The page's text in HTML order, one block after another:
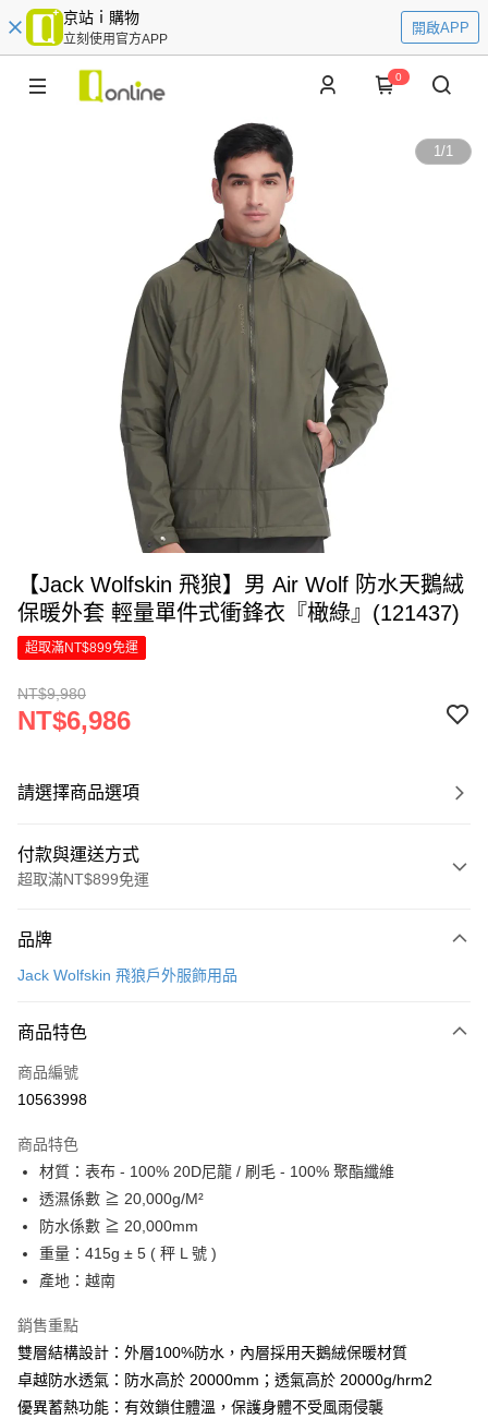
京站ｉ購物
立刻使用官方APP
開啟APP
0
1/1
【Jack Wolfskin 飛狼】男 Air Wolf 防水天鵝絨
保暖外套 輕量單件式衝鋒衣『橄綠』(121437)
超取滿NT$899免運
NT$9,980
NT$6,986
請選擇商品選項
付款與運送方式
超取滿NT$899免運
信用卡一次付款
6 期 0 利率 每期
合作金庫商業銀行
上海商業儲蓄銀行
臺灣中小企業銀行
匯豐（台灣）商業銀行
華泰商業銀行
聯邦商業銀行
元大商業銀行
玉山商業銀行
台灣樂天信用卡公司
LINE Pay
Apple Pay
街口支付
悠遊付
Google Pay
全盈+PAY
相關說明
【大哥付你分期使用說明】
1.本服務由台灣大哥大提供，台灣大哥大用戶可立即使用無須另外申請。
2.付款方式選擇「大哥付你分期」，訂單成立後會自動跳轉到大哥付的交易
AFTEE先享後付
相關說明
品牌
Jack Wolfskin 飛狼戶外服飾用品
商品特色
商品編號
10563998
商品特色
材質：表布 - 100% 20D尼龍 / 刷毛 - 100% 聚酯纖維
透濕係數 ≧ 20,000g/M²
防水係數 ≧ 20,000mm
重量：415g ± 5 ( 秤 L 號 )
產地：越南
銷售重點
雙層結構設計：外層100%防水，內層採用天鵝絨保暖材質
卓越防水透氣：防水高於 20000mm；透氣高於 20000g/hrm2
優異蓄熱功能：有效鎖住體溫，保護身體不受風雨侵襲